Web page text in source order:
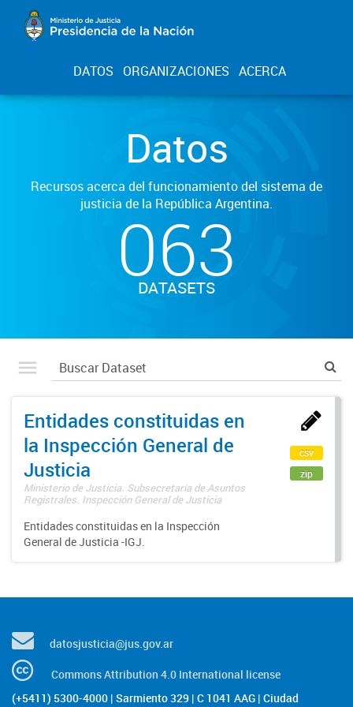
DATOS ORGANIZACIONES ACERCA
Datos
Recursos acerca del funcionamiento del sistema de
justicia de la República Argentina.
063
DATASETS
Entidades constituidas en
la Inspección General de
Justicia
Ministerio de Justicia. Subsecretaría de Asuntos
Registrales. Inspección General de Justicia
Entidades constituidas en la Inspección
General de Justicia -IGJ.
csv
zip
datosjusticia@jus.gov.ar
Commons Attribution 4.0 International license
(+5411) 5300-4000 | Sarmiento 329 | C 1041 AAG | Ciudad